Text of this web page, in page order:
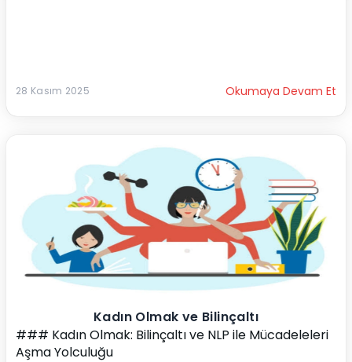
28 Kasım 2025 Okumaya Devam Et
Kadın Olmak ve Bilinçaltı
### Kadın Olmak: Bilinçaltı ve NLP ile Mücadeleleri
Aşma Yolculuğu